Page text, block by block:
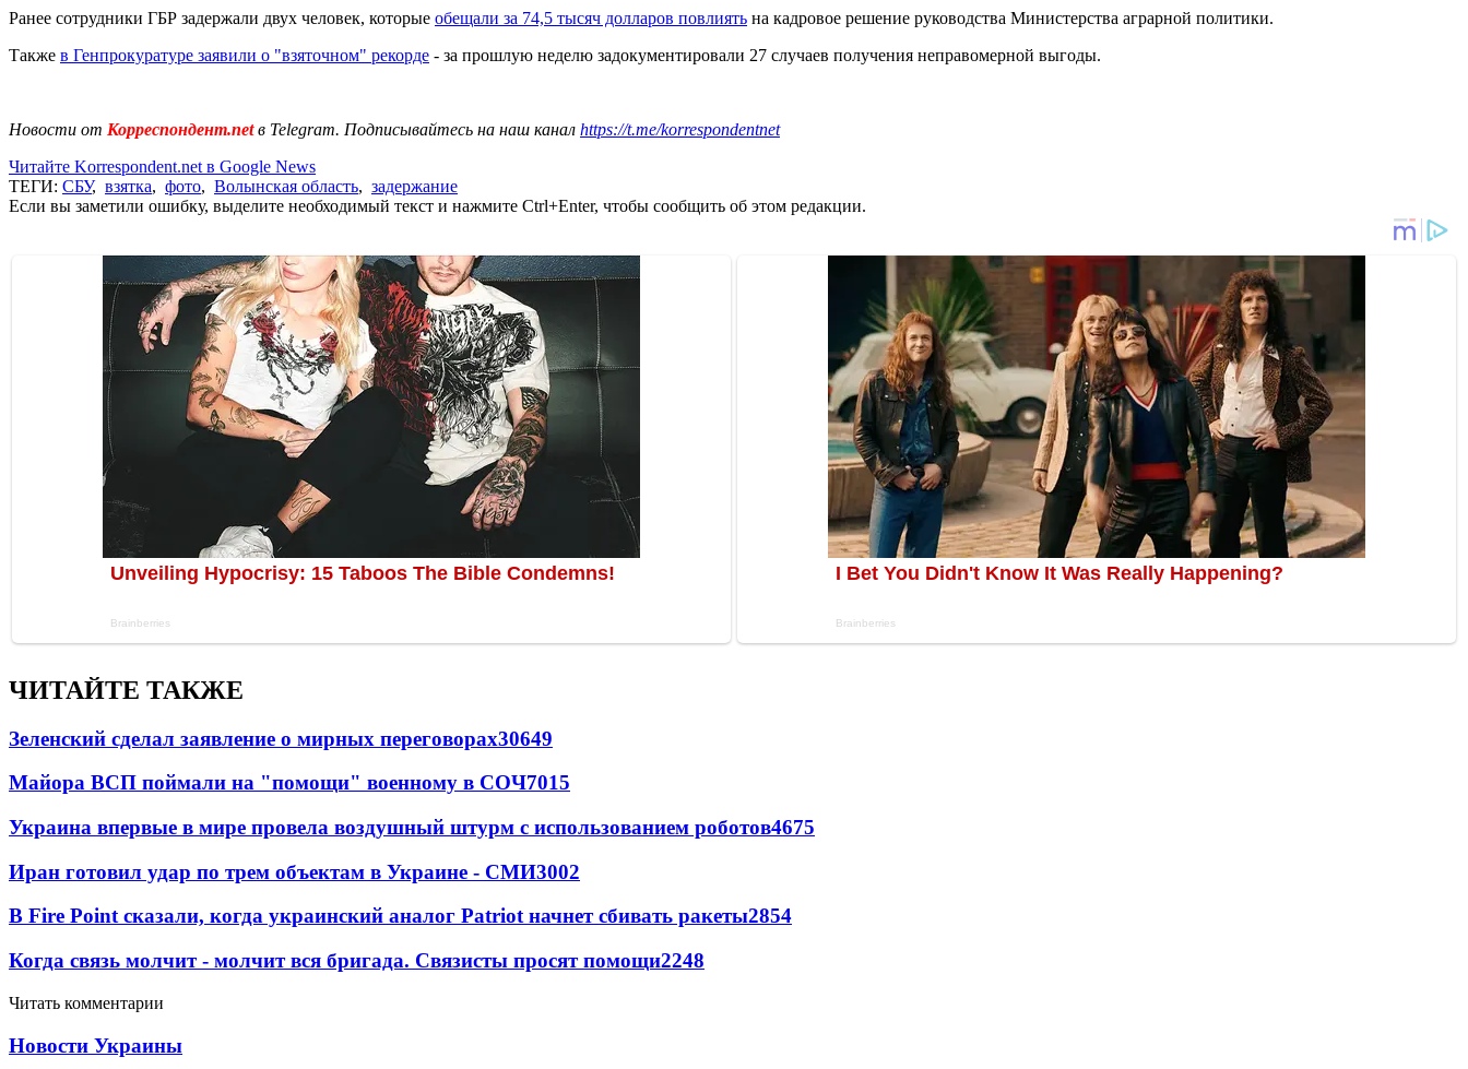
Ранее сотрудники ГБР задержали двух человек, которые обещали за 74,5 тысяч долларов повлиять на кадровое решение руководства Министерства аграрной политики.
Также в Генпрокуратуре заявили о "взяточном" рекорде - за прошлую неделю задокументировали 27 случаев получения неправомерной выгоды.
Новости от Корреспондент.netв Telegram. Подписывайтесь на наш канал https://t.me/korrespondentnet
Читайте Korrespondent.net в Google News
ТЕГИ: СБУ, взятка, фото, Волынская область, задержание
Если вы заметили ошибку, выделите необходимый текст и нажмите Ctrl+Enter, чтобы сообщить об этом редакции.
ЧИТАЙТЕ ТАКЖЕ
Зеленский сделал заявление о мирных переговорах30649
Майора ВСП поймали на "помощи" военному в СОЧ7015
Украина впервые в мире провела воздушный штурм с использованием роботов4675
Иран готовил удар по трем объектам в Украине - СМИ3002
В Fire Point сказали, когда украинский аналог Patriot начнет сбивать ракеты2854
Когда связь молчит - молчит вся бригада. Связисты просят помощи2248
Читать комментарии
Новости Украины